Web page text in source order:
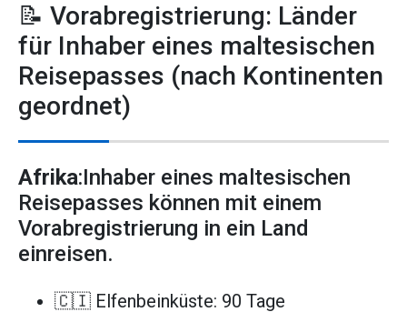
📝 Vorabregistrierung: Länder
für Inhaber eines maltesischen
Reisepasses (nach Kontinenten
geordnet)
Afrika:Inhaber eines maltesischen
Reisepasses können mit einem
Vorabregistrierung in ein Land
einreisen.
🇨🇮 Elfenbeinküste: 90 Tage